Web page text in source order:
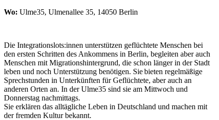
Wo: Ulme35, Ulmenallee 35, 14050 Berlin
Die Integrationslots:innen unterstützen geflüchtete Menschen bei
den ersten Schritten des Ankommens in Berlin, begleiten aber auch
Menschen mit Migrationshintergrund, die schon länger in der Stadt
leben und noch Unterstützung benötigen. Sie bieten regelmäßige
Sprechstunden in Unterkünften für Geflüchtete, aber auch an
anderen Orten an. In der Ulme35 sind sie am Mittwoch und
Donnerstag nachmittags.
Sie erklären das alltägliche Leben in Deutschland und machen mit
der fremden Kultur bekannt.